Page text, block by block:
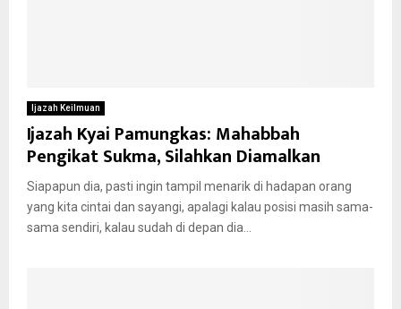
Ijazah Keilmuan
Ijazah Kyai Pamungkas: Mahabbah
Pengikat Sukma, Silahkan Diamalkan
Siapapun dia, pasti ingin tampil menarik di hadapan orang
yang kita cintai dan sayangi, apalagi kalau posisi masih sama-
sama sendiri, kalau sudah di depan dia...